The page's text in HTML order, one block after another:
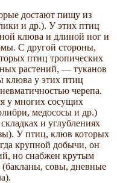
достают пищу из
и др.). У этих птиц
клюва и длиной ног и
С другой стороны,
птиц тропических
растений, — туканов
клюва у этих птиц
черепа.
у многих сосущих
медососы и др.)
и углублениях
У птиц, клюв которых
крупной добычи, он
но снабжен крутым
совы, дневные